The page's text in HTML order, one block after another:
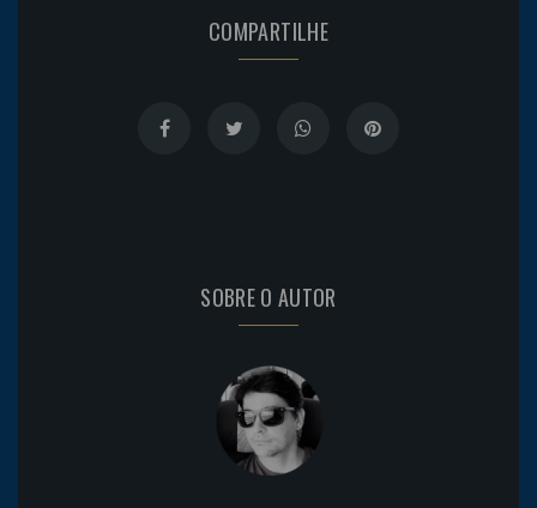
COMPARTILHE
SOBRE O AUTOR